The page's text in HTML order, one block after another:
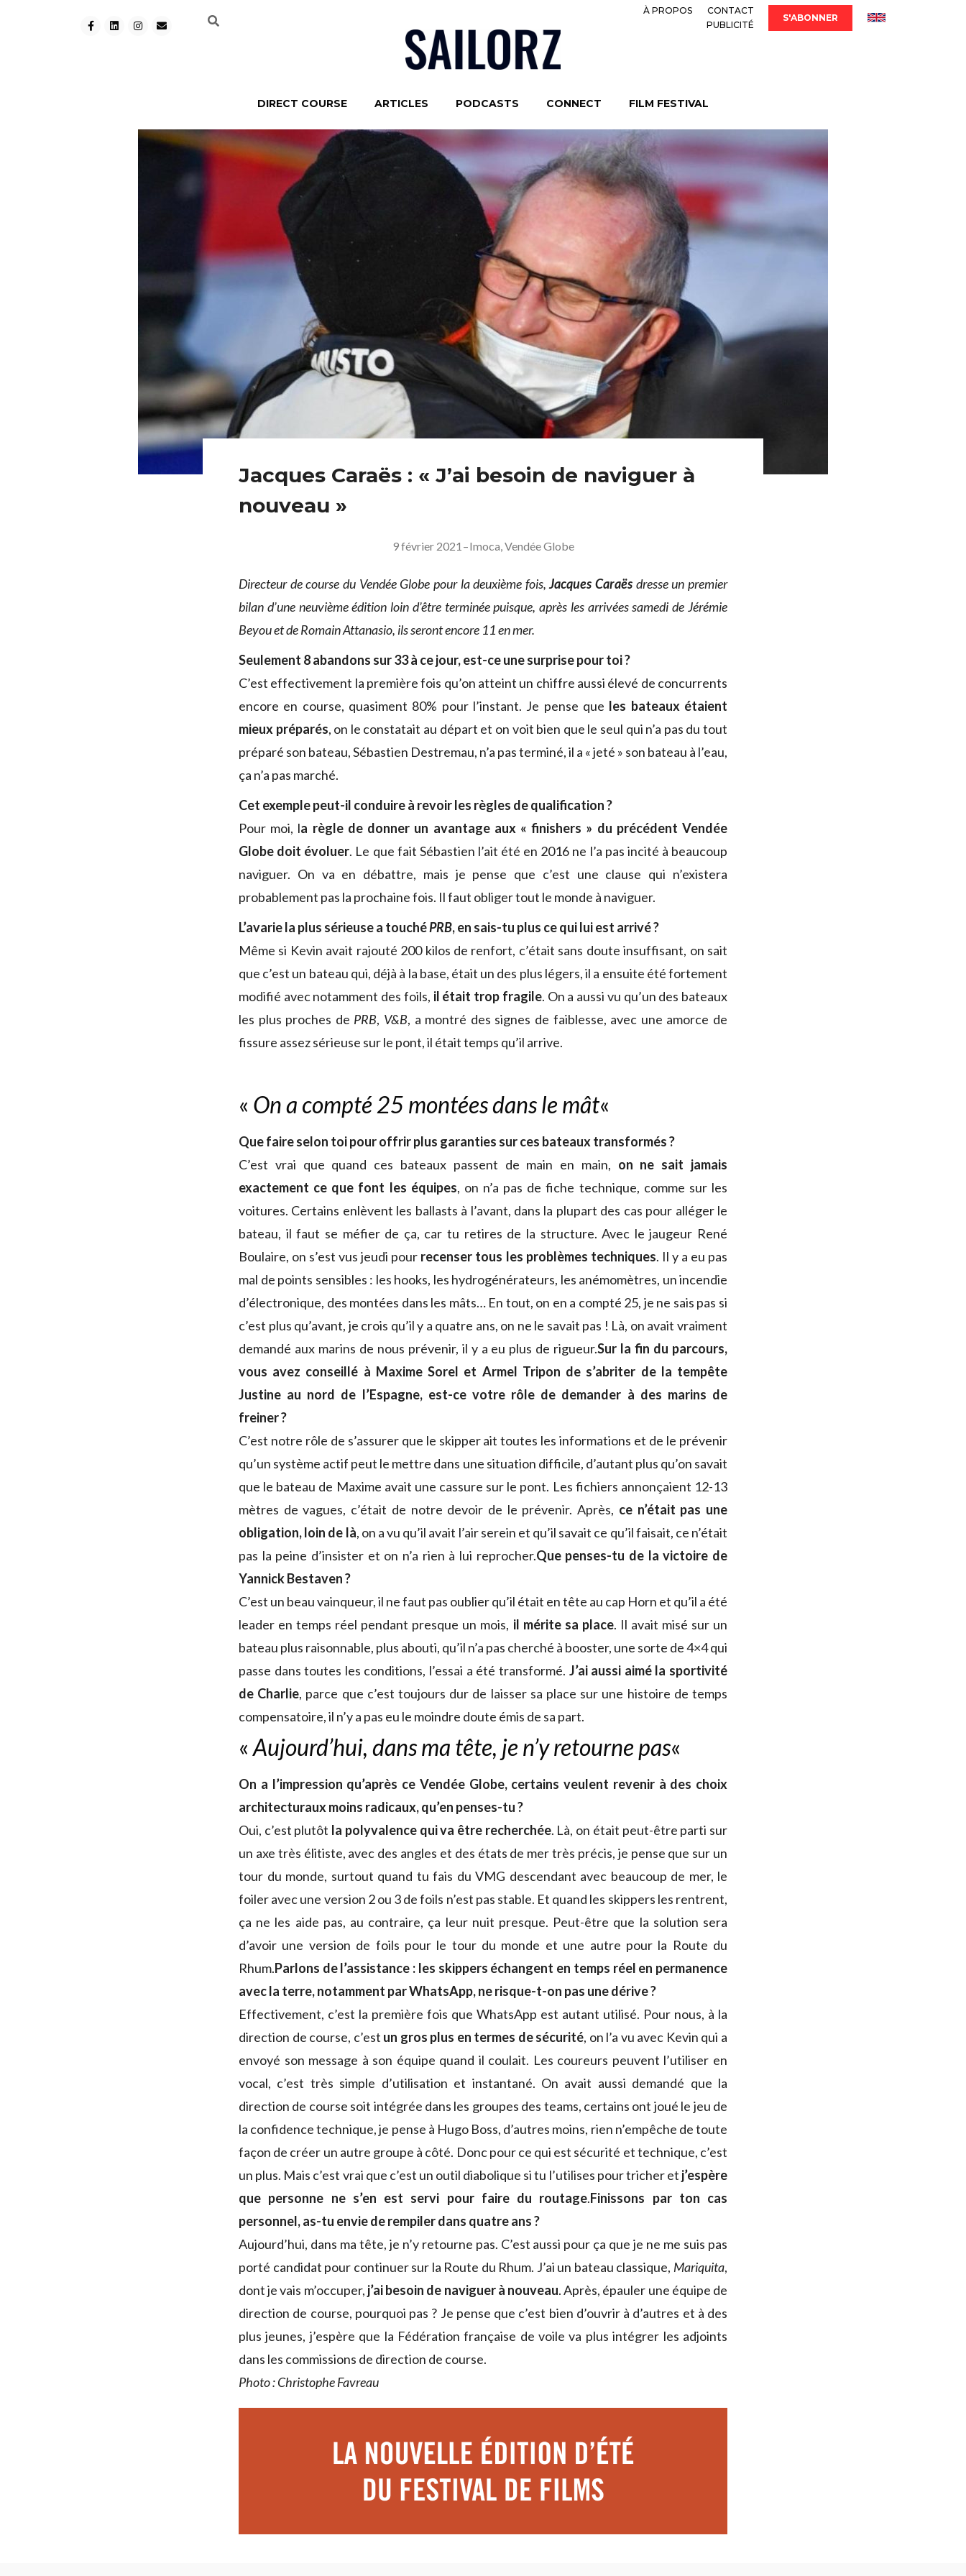
À PROPOS
CONTACT
PUBLICITÉ
S'ABONNER
DIRECT COURSE ARTICLES PODCASTS CONNECT FILM FESTIVAL
Jacques Caraës : « J’ai besoin de naviguer à
nouveau »
9 février 2021 –Imoca,Vendée Globe
Directeur de course du Vendée Globe pour la deuxième fois,Jacques Caraës dresse un premier
bilan d’une neuvième édition loin d’être terminée puisque, après les arrivées samedi de Jérémie
Beyou et de Romain Attanasio, ils seront encore 11 en mer.
Seulement 8 abandons sur 33 à ce jour, est-ce une surprise pour toi ?
C’est effectivement la première fois qu’on atteint un chiffre aussi élevé de concurrents
encore en course, quasiment 80% pour l’instant. Je pense que les bateaux étaient
mieux préparés, on le constatait au départ et on voit bien que le seul qui n’a pas du tout
préparé son bateau, Sébastien Destremau, n’a pas terminé, il a « jeté » son bateau à l’eau,
ça n’a pas marché.
Cet exemple peut-il conduire à revoir les règles de qualification ?
Pour moi, la règle de donner un avantage aux « finishers » du précédent Vendée
Globe doit évoluer. Le que fait Sébastien l’ait été en 2016 ne l’a pas incité à beaucoup
naviguer. On va en débattre, mais je pense que c’est une clause qui n’existera
probablement pas la prochaine fois. Il faut obliger tout le monde à naviguer.
L’avarie la plus sérieuse a touchéPRB, en sais-tu plus ce qui lui est arrivé ?
Même si Kevin avait rajouté 200 kilos de renfort, c’était sans doute insuffisant, on sait
que c’est un bateau qui, déjà à la base, était un des plus légers, il a ensuite été fortement
modifié avec notamment des foils, il était trop fragile. On a aussi vu qu’un des bateaux
les plus proches de PRB, V&B, a montré des signes de faiblesse, avec une amorce de
fissure assez sérieuse sur le pont, il était temps qu’il arrive.
« On a compté 25 montées dans le mât«
Que faire selon toi pour offrir plus garanties sur ces bateaux transformés ?
C’est vrai que quand ces bateaux passent de main en main, on ne sait jamais
exactement ce que font les équipes, on n’a pas de fiche technique, comme sur les
voitures. Certains enlèvent les ballasts à l’avant, dans la plupart des cas pour alléger le
bateau, il faut se méfier de ça, car tu retires de la structure. Avec le jaugeur René
Boulaire, on s’est vus jeudi pour recenser tous les problèmes techniques. Il y a eu pas
mal de points sensibles : les hooks, les hydrogénérateurs, les anémomètres, un incendie
d’électronique, des montées dans les mâts… En tout, on en a compté 25, je ne sais pas si
c’est plus qu’avant, je crois qu’il y a quatre ans, on ne le savait pas ! Là, on avait vraiment
demandé aux marins de nous prévenir, il y a eu plus de rigueur.Sur la fin du parcours,
vous avez conseillé à Maxime Sorel et Armel Tripon de s’abriter de la tempête
Justine au nord de l’Espagne, est-ce votre rôle de demander à des marins de
freiner ?
C’est notre rôle de s’assurer que le skipper ait toutes les informations et de le prévenir
qu’un système actif peut le mettre dans une situation difficile, d’autant plus qu’on savait
que le bateau de Maxime avait une cassure sur le pont. Les fichiers annonçaient 12-13
mètres de vagues, c’était de notre devoir de le prévenir. Après, ce n’était pas une
obligation, loin de là, on a vu qu’il avait l’air serein et qu’il savait ce qu’il faisait, ce n’était
pas la peine d’insister et on n’a rien à lui reprocher.Que penses-tu de la victoire de
Yannick Bestaven ?
C’est un beau vainqueur, il ne faut pas oublier qu’il était en tête au cap Horn et qu’il a été
leader en temps réel pendant presque un mois, il mérite sa place. Il avait misé sur un
bateau plus raisonnable, plus abouti, qu’il n’a pas cherché à booster, une sorte de 4×4 qui
passe dans toutes les conditions, l’essai a été transformé. J’ai aussi aimé la sportivité
de Charlie, parce que c’est toujours dur de laisser sa place sur une histoire de temps
compensatoire, il n’y a pas eu le moindre doute émis de sa part.
«Aujourd’hui, dans ma tête, je n’y retourne pas«
On a l’impression qu’après ce Vendée Globe, certains veulent revenir à des choix
architecturaux moins radicaux, qu’en penses-tu ?
Oui, c’est plutôt la polyvalence qui va être recherchée. Là, on était peut-être parti sur
un axe très élitiste, avec des angles et des états de mer très précis, je pense que sur un
tour du monde, surtout quand tu fais du VMG descendant avec beaucoup de mer, le
foiler avec une version 2 ou 3 de foils n’est pas stable. Et quand les skippers les rentrent,
ça ne les aide pas, au contraire, ça leur nuit presque. Peut-être que la solution sera
d’avoir une version de foils pour le tour du monde et une autre pour la Route du
Rhum.Parlons de l’assistance : les skippers échangent en temps réel en permanence
avec la terre, notamment par WhatsApp, ne risque-t-on pas une dérive ?
Effectivement, c’est la première fois que WhatsApp est autant utilisé. Pour nous, à la
direction de course, c’est un gros plus en termes de sécurité, on l’a vu avec Kevin qui a
envoyé son message à son équipe quand il coulait. Les coureurs peuvent l’utiliser en
vocal, c’est très simple d’utilisation et instantané. On avait aussi demandé que la
direction de course soit intégrée dans les groupes des teams, certains ont joué le jeu de
la confidence technique, je pense à Hugo Boss, d’autres moins, rien n’empêche de toute
façon de créer un autre groupe à côté. Donc pour ce qui est sécurité et technique, c’est
un plus. Mais c’est vrai que c’est un outil diabolique si tu l’utilises pour tricher et j’espère
que personne ne s’en est servi pour faire du routage.Finissons par ton cas
personnel, as-tu envie de rempiler dans quatre ans ?
Aujourd’hui, dans ma tête, je n’y retourne pas. C’est aussi pour ça que je ne me suis pas
porté candidat pour continuer sur la Route du Rhum. J’ai un bateau classique, Mariquita,
dont je vais m’occuper, j’ai besoin de naviguer à nouveau. Après, épauler une équipe de
direction de course, pourquoi pas ? Je pense que c’est bien d’ouvrir à d’autres et à des
plus jeunes, j’espère que la Fédération française de voile va plus intégrer les adjoints
dans les commissions de direction de course.
Photo : Christophe Favreau